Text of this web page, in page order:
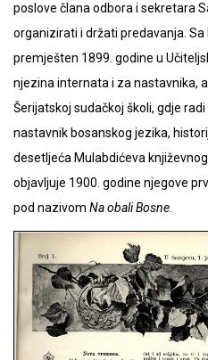
poslove člana odbora i sekretara
organizirati i držati predavanja.
premješten 1899. godine u
njezina internata i za nastavnika,
Šerijatskoj sudačkoj školi, gdje
nastavnik bosanskog jezika,
desetljeća Mulabdićeva
objavljuje 1900. godine njegove
pod nazivom Na obali Bosne.